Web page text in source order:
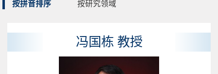
按拼音排序 按研究领域
冯国栋 教授